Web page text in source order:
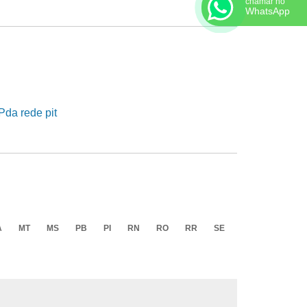
MT MS PB PI RN RO RR SE
WhatsApp